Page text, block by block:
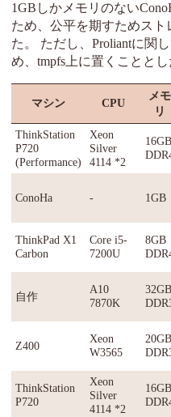
1GBしかメモリのない
ため、公平を期すためス
た。 ただし、Proliantに関
め、tmpfs上に置くこととし
マシン CPU
メモ
リ
ThinkStation
P720
(Performance)
Xeon
Silver
4114 *2
16GB
ConoHa - 1GB
ThinkPad X1
Carbon
Core i5-
7200U
8GB
自作
A10
7870K
32GB
Z400
Xeon
W3565
20GB
ThinkStation
P720
Xeon
Silver
4114 *2
16GB